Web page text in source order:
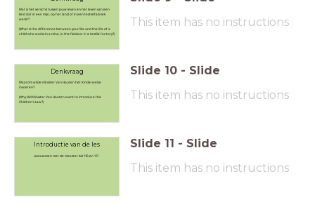
Wat is het verschil tussen jouw leven en het leven van een
kind dat in een mijn, op het land of in een textielfabriek
werkt?
(What is the difference between your life and the life of a
child who works in a mine, in the fields or in a textile factory?)
This item has no instructions
Denkvraag
Waarom wilde minister Van Houten het Kinderwetje
invoeren?
(Why did Minister Van Houten want to introduce the
Children's Law?)
Slide 10 - Slide
This item has no instructions
Introductie van de les
Lees samen met de meester blz 116 en 117
Slide 11 - Slide
This item has no instructions